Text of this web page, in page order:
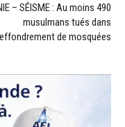
– SÉISME : Au moins 490
musulmans tués dans
de mosquées